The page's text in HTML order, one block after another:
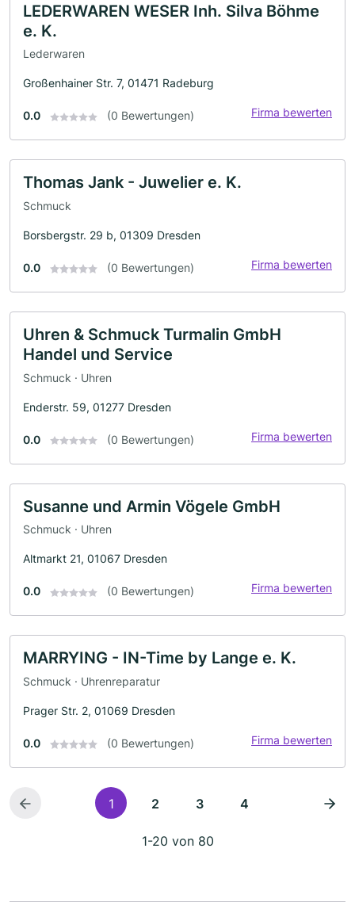
LEDERWAREN WESER Inh. Silva Böhme
e. K.
Lederwaren
Großenhainer Str. 7, 01471 Radeburg
0.0 (0 Bewertungen) Firma bewerten
Thomas Jank - Juwelier e. K.
Schmuck
Borsbergstr. 29 b, 01309 Dresden
0.0 (0 Bewertungen) Firma bewerten
Uhren & Schmuck Turmalin GmbH
Handel und Service
Schmuck · Uhren
Enderstr. 59, 01277 Dresden
0.0 (0 Bewertungen) Firma bewerten
Susanne und Armin Vögele GmbH
Schmuck · Uhren
Altmarkt 21, 01067 Dresden
0.0 (0 Bewertungen) Firma bewerten
MARRYING - IN-Time by Lange e. K.
Schmuck · Uhrenreparatur
Prager Str. 2, 01069 Dresden
0.0 (0 Bewertungen) Firma bewerten
1 2 3 4
1-20 von 80